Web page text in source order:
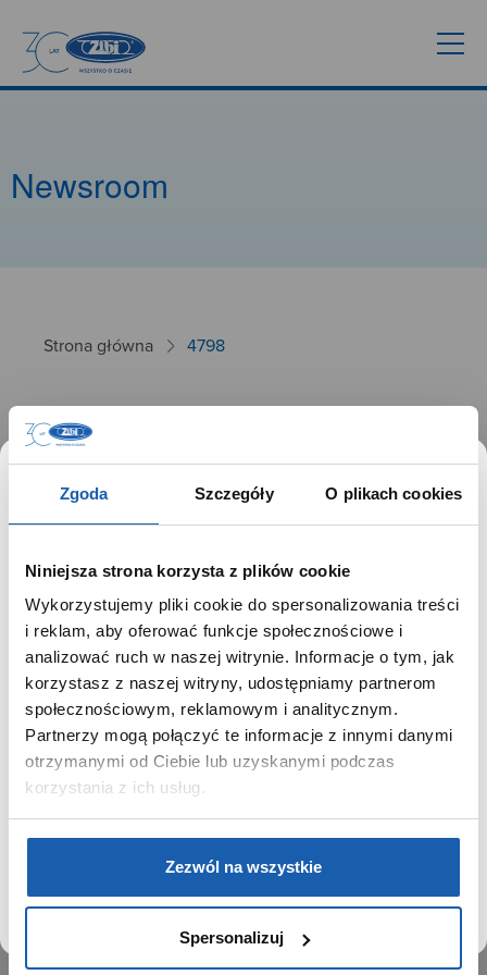
Zgoda Szczegóły O plikach cookies
Niniejsza strona korzysta z plików cookie
Wykorzystujemy pliki cookie do spersonalizowania treści
i reklam, aby oferować funkcje społecznościowe i
analizować ruch w naszej witrynie. Informacje o tym, jak
korzystasz z naszej witryny, udostępniamy partnerom
społecznościowym, reklamowym i analitycznym.
Partnerzy mogą połączyć te informacje z innymi danymi
otrzymanymi od Ciebie lub uzyskanymi podczas
korzystania z ich usług.
Zezwól na wszystkie
Spersonalizuj
Newsroom
Strona główna 4798
4798
26.09.2024
GRUPA ZIBI
Historia
Misja, wizja i wartości Grupy Zibi
Ważne daty
Kariera
Zgoda na ciasteczka
PRODUKTY
Kalkulatory
SIECI SPRZEDAŻY
SZANOWNY UŻYTKOWNIKU,
SZANOWNA UŻYTKOWNICZKO
Używamy plików cookie w celach analitycznych,
statystycznych i marketingowych, w tym aby analizować
ruch w tej witrynie, optymalizować jej działanie oraz
zapamiętywać Twoje preferencje.